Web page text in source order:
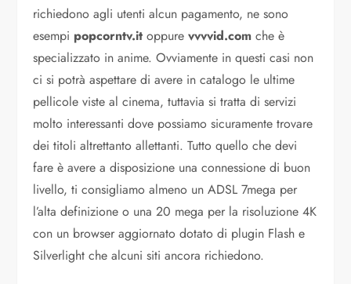
richiedono agli utenti alcun pagamento, ne sono
esempi popcorntv.it oppurevvvvid.com che è
specializzato in anime. Ovviamente in questi casi non
ci si potrà aspettare di avere in catalogo le ultime
pellicole viste al cinema, tuttavia si tratta di servizi
molto interessanti dove possiamo sicuramente trovare
dei titoli altrettanto allettanti. Tutto quello che devi
fare è avere a disposizione una connessione di buon
livello, ti consigliamo almeno un ADSL 7mega per
l’alta definizione o una 20 mega per la risoluzione 4K
con un browser aggiornato dotato di plugin Flash e
Silverlight che alcuni siti ancora richiedono.